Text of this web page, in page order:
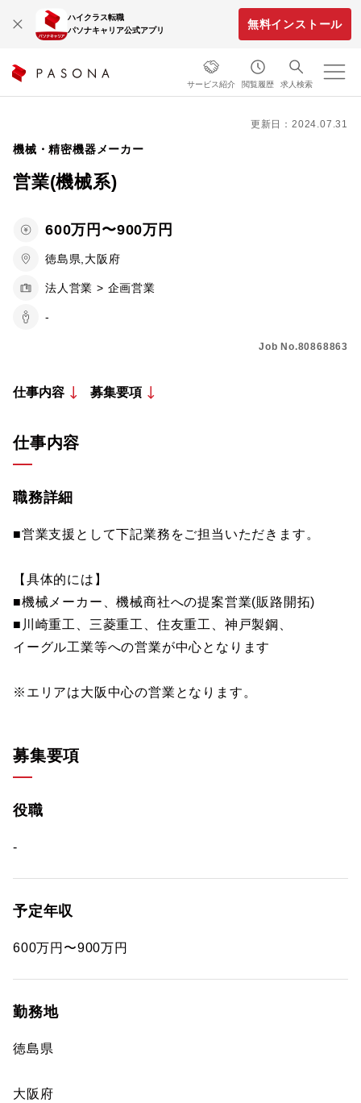
ハイクラス転職
パソナキャリア公式アプリ
無料インストール
サービス紹介 閲覧履歴 求人検索
更新日：2024.07.31
機械・精密機器メーカー
営業(機械系)
600万円〜900万円
徳島県,大阪府
法人営業 > 企画営業
-
Job No.80868863
仕事内容 募集要項
仕事内容
職務詳細
■営業支援として下記業務をご担当いただきます。
【具体的には】
■機械メーカー、機械商社への提案営業(販路開拓)
■川崎重工、三菱重工、住友重工、神戸製鋼、
イーグル工業等への営業が中心となります
※エリアは大阪中心の営業となります。
募集要項
役職
-
予定年収
600万円〜900万円
勤務地
徳島県
大阪府